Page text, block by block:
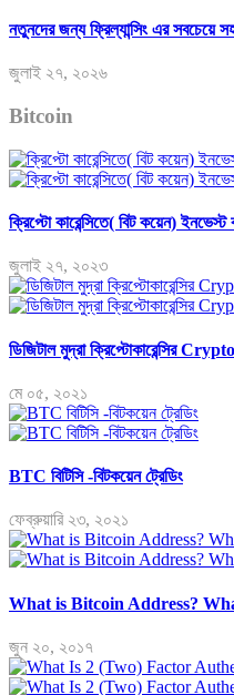
নতুনদের জন্য ফ্রিল্যান্সিং এর সবচেয়ে
জুলাই ২৭, ২০২৬
Bitcoin
ক্রিপ্টো কারেন্সিতে( বিট কয়েন)
জুলাই ২৭, ২০২৩
ডিজিটাল মুদ্রা ক্রিপ্টোকারেন্সির
মে ০৫, ২০২১
BTC বিটিসি -বিটকয়েন ট্রেডিং
ফেব্রুয়ারি ২৩, ২০২১
What is Bitcoin Address?
জুন ২০, ২০১৭